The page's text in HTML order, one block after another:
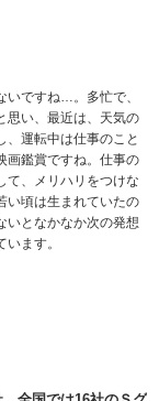
いですね…。多忙で、
思い、最近は、天気の
、運転中は仕事のこと
画鑑賞ですね。仕事の
て、メリハリをつけな
い頃は生まれていたの
いとなかなか次の発想
ます。